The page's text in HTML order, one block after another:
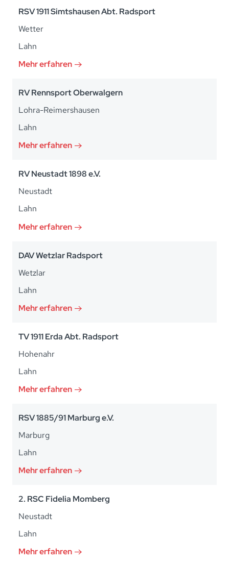
RSV 1911 Simtshausen Abt. Radsport
Wetter
Lahn
Mehr erfahren
RV Rennsport Oberwalgern
Lohra-Reimershausen
Lahn
Mehr erfahren
RV Neustadt 1898 e.V.
Neustadt
Lahn
Mehr erfahren
DAV Wetzlar Radsport
Wetzlar
Lahn
Mehr erfahren
TV 1911 Erda Abt. Radsport
Hohenahr
Lahn
Mehr erfahren
RSV 1885/91 Marburg e.V.
Marburg
Lahn
Mehr erfahren
2. RSC Fidelia Momberg
Neustadt
Lahn
Mehr erfahren